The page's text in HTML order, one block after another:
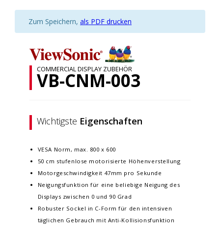
Zum Speichern, als PDF drucken
COMMERCIAL DISPLAY ZUBEHÖR
VB-CNM-003
Wichtigste Eigenschaften
VESA Norm, max. 800 x 600
50 cm stufenlose motorisierte Höhenverstellung
Motorgeschwindigkeit 47mm pro Sekunde
Neigungsfunktion für eine beliebige Neigung des
Displays zwischen 0 und 90 Grad
Robuster Sockel in C-Form für den intensiven
täglichen Gebrauch mit Anti-Kollisionsfunktion